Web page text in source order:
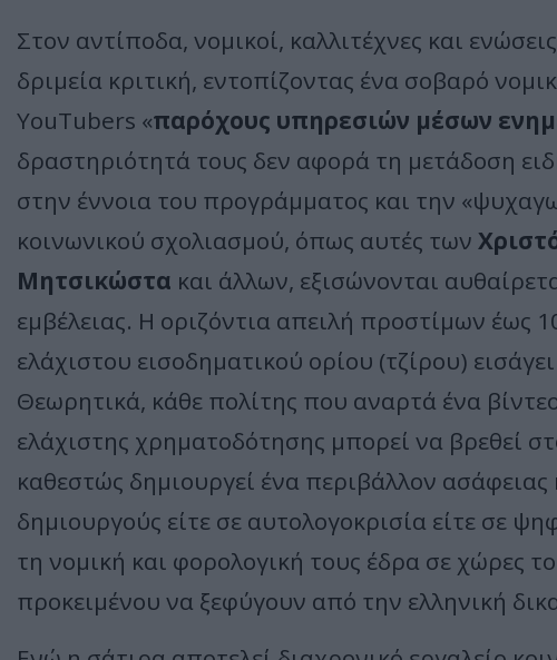
Στον αντίποδα, νομικοί, καλλιτέχνες και
δριμεία κριτική, εντοπίζοντας ένα σοβαρό
YouTubers «παρόχους υπηρεσιών μέσων
δραστηριότητά τους δεν αφορά τη μετάδοση
στην έννοια του προγράμματος και την
κοινωνικού σχολιασμού, όπως αυτές των
Μητσικώστα και άλλων, εξισώνονται
εμβέλειας. Η οριζόντια απειλή προστίμων έως
ελάχιστου εισοδηματικού ορίου (τζίρου)
Θεωρητικά, κάθε πολίτης που αναρτά ένα
ελάχιστης χρηματοδότησης μπορεί να βρεθεί
καθεστώς δημιουργεί ένα περιβάλλον
δημιουργούς είτε σε αυτολογοκρισία είτε σε
τη νομική και φορολογική τους έδρα σε χώρες
προκειμένου να ξεφύγουν από την ελληνική